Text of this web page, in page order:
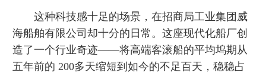
这种科技感十足的场景，在招商局工业集团威
海船舶有限公司却十分的日常。这座现代化船厂创
造了一个行业奇迹——将高端客滚船的平均坞期从
五年前的 200多天缩短到如今的不足百天，稳稳占